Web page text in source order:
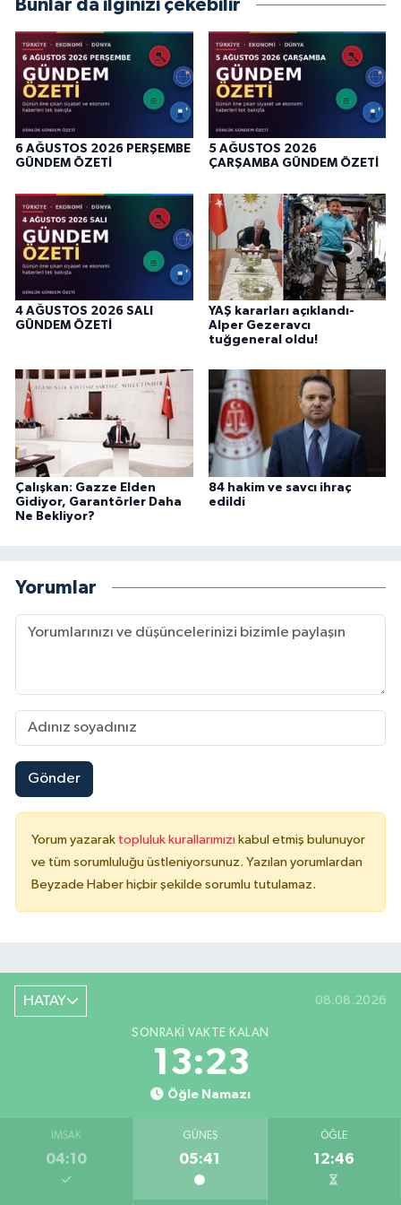
Bunlar da ilginizi çekebilir
6 AĞUSTOS 2026 PERŞEMBE
GÜNDEM ÖZETİ
5 AĞUSTOS 2026
ÇARŞAMBA GÜNDEM ÖZETİ
4 AĞUSTOS 2026 SALI
GÜNDEM ÖZETİ
YAŞ kararları açıklandı-
Alper Gezeravcı
tuğgeneral oldu!
Çalışkan: Gazze Elden
Gidiyor, Garantörler Daha
Ne Bekliyor?
84 hakim ve savcı ihraç
edildi
Yorumlar
Gönder
Yorum yazarak topluluk kurallarımızı kabul etmiş bulunuyor
ve tüm sorumluluğu üstleniyorsunuz. Yazılan yorumlardan
Beyzade Haber hiçbir şekilde sorumlu tutulamaz.
HATAY 08.08.2026
SONRAKI VAKTE KALAN
13:23
Öğle Namazı
İMSAK
04:10
GÜNEŞ
05:41
ÖĞLE
12:46